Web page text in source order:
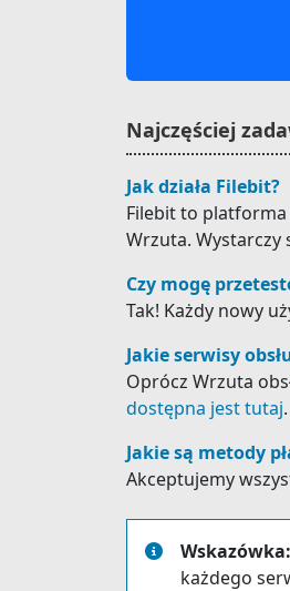
Najczęściej
Jak działa Filebit?
Filebit to
Wrzuta. Wystarczy
Czy mogę
Tak! Każdy nowy
Jakie serwisy
Oprócz Wrzuta
dostępna jest tutaj.
Jakie są metody
Akceptujemy
Wskazówka:
każdego